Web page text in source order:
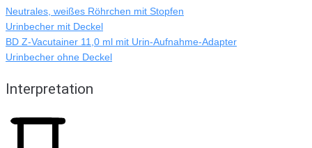
Neutrales, weißes Röhrchen mit Stopfen
Urinbecher mit Deckel
BD Z-Vacutainer 11,0 ml mit Urin-Aufnahme-Adapter
Urinbecher ohne Deckel
Interpretation